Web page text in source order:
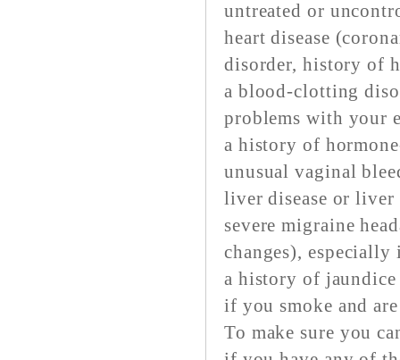
untreated or
heart disease
disorder, history of
a blood-clotting
problems with your
a history of
unusual vaginal
liver disease or liver
severe migraine
changes),
a history of
if you smoke and
To make sure you